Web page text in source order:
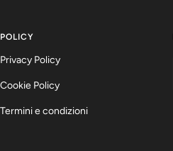
POLICY
Privacy Policy
Cookie Policy
Termini e condizioni